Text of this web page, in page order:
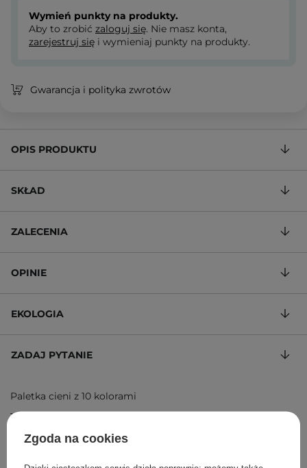
Wymień punkty na produkty.
Aby to zrobić zaloguj się. Nie masz konta,
zarejestruj się i wymieniaj punkty na produkty.
Gwarancja i polityka zwrotów
OPIS PRODUKTU
SKŁAD
ZALECENIA
OPINIE
EKOLOGIA
ZADAJ PYTANIE
Paletka cieni z 10 kolorami
1 112,50 zł
ID towaru: 13987
Zgoda na cookies